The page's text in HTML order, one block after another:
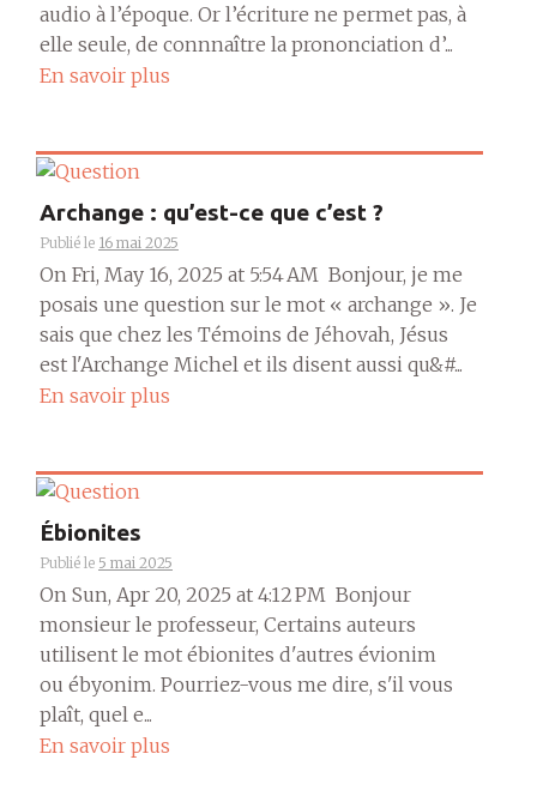
audio à l’époque. Or l’écriture ne permet pas, à
elle seule, de connnaître la prononciation d’...
En savoir plus
Archange : qu’est-ce que c’est ?
Publié le 16 mai 2025
On Fri, May 16, 2025 at 5:54 AM Bonjour, je me
posais une question sur le mot « archange ». Je
sais que chez les Témoins de Jéhovah, Jésus
est l'Archange Michel et ils disent aussi qu&#...
En savoir plus
Ébionites
Publié le 5 mai 2025
On Sun, Apr 20, 2025 at 4:12 PM Bonjour
monsieur le professeur, Certains auteurs
utilisent le mot ébionites d'autres évionim
ou ébyonim. Pourriez-vous me dire, s'il vous
plaît, quel e...
En savoir plus